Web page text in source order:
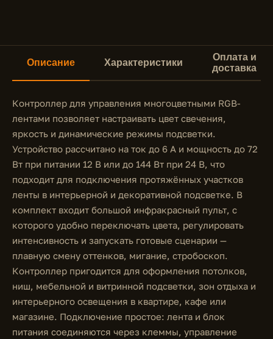
Описание Характеристики
Оплата и
доставка
Контроллер для управления многоцветными RGB-
лентами позволяет настраивать цвет свечения,
яркость и динамические режимы подсветки.
Устройство рассчитано на ток до 6 А и мощность до 72
Вт при питании 12 В или до 144 Вт при 24 В, что
подходит для подключения протяжённых участков
ленты в интерьерной и декоративной подсветке. В
комплект входит большой инфракрасный пульт, с
которого удобно переключать цвета, регулировать
интенсивность и запускать готовые сценарии —
плавную смену оттенков, мигание, стробоскоп.
Контроллер пригодится для оформления потолков,
ниш, мебельной и витринной подсветки, зон отдыха и
интерьерного освещения в квартире, кафе или
магазине. Подключение простое: лента и блок
питания соединяются через клеммы, управление